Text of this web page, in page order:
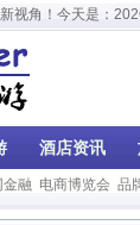
视角！今天是：
酒店资讯
金融 电商博览会 品